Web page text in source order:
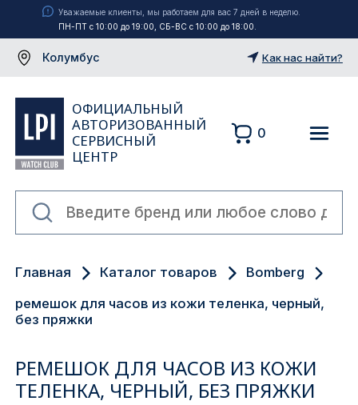
Уважаемые клиенты, мы работаем для вас 7 дней в неделю.
ПН-ПТ с 10:00 до 19:00, СБ-ВС с 10:00 до 18:00.
Колумбус
Екатеринбург
Санкт-Петербург
Ижевск
Как нас найти?
ОФИЦИАЛЬНЫЙ
АВТОРИЗОВАННЫЙ
СЕРВИСНЫЙ
ЦЕНТР
0
Главная Каталог товаров
Bomberg
ремешок для часов из кожи теленка, черный,
без пряжки
РЕМЕШОК ДЛЯ ЧАСОВ ИЗ КОЖИ
ТЕЛЕНКА, ЧЕРНЫЙ, БЕЗ ПРЯЖКИ